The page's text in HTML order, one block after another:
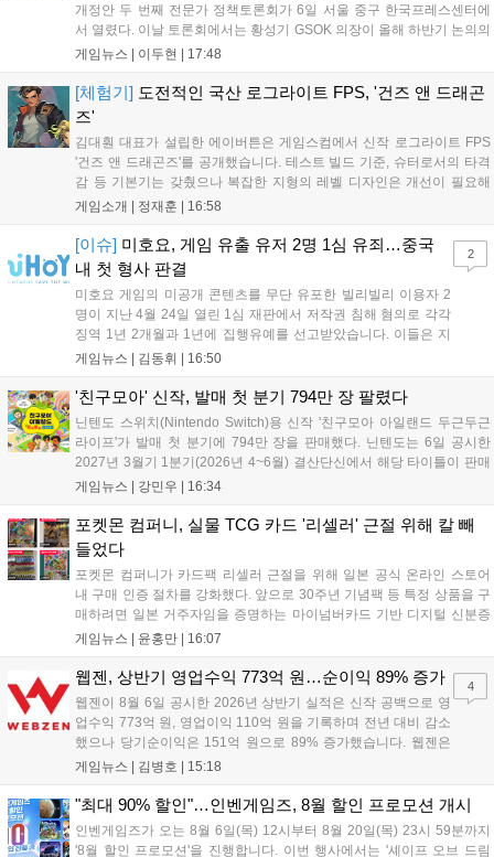
개정안 두 번째 전문가 정책토론회가 6일 서울 중구 한국프레스센터에
서 열렸다. 이날 토론회에서는 황성기 GSOK 의장이 올해 하반기 논의의
주요 쟁점과 성과를 짚은 데 이어, 박종현 한양대 법학전문대학원 교수
호사가 게임 등...
게임뉴스 | 이두현 | 17:48
[체험기] 도전적인 국산 로그라이트 FPS, '건즈 앤 드래곤
즈'
김대훤 대표가 설립한 에이버튼은 게임스컴에서 신작 로그라이트 FPS
'건즈 앤 드래곤즈'를 공개했습니다. 테스트 빌드 기준, 슈터로서의 타격
감 등 기본기는 갖췄으나 복잡한 지형의 레벨 디자인은 개선이 필요해
보입니다. 또한, 성장 트랙의 과도한 분절과 무기 다양성 부족 등 로그라
추가 등을 통해 게임성을 다듬어 경쟁력을 확보할 계획입니다....
게임소개 | 정재훈 | 16:58
[이슈] 미호요, 게임 유출 유저 2명 1심 유죄…중국
내 첫 형사 판결
미호요 게임의 미공개 콘텐츠를 무단 유포한 빌리빌리 이용자 2
명이 지난 4월 24일 열린 1심 재판에서 저작권 침해 혐의로 각각
징역 1년 2개월과 1년에 집행유예를 선고받았습니다. 이들은 지
난해 7월부터 원신 등 주요 게임의 영상을 유포해 60만 회 이상의
이후 중국 내 첫 형사사건임을 강조하며 향후 무단 유출에 강경
대응할 방침입니다....
게임뉴스 | 김동휘 | 16:50
2
'친구모아' 신작, 발매 첫 분기 794만 장 팔렸다
닌텐도 스위치(Nintendo Switch)용 신작 '친구모아 아일랜드 두근두근
라이프'가 발매 첫 분기에 794만 장을 판매했다. 닌텐도는 6일 공시한
2027년 3월기 1분기(2026년 4~6월) 결산단신에서 해당 타이틀이 판매
를 크게 늘렸다고 밝혔다. 4월 16일 발매된 이 작품은 약 2개월 반 만에
게임뉴스 | 강민우 | 16:34
포켓몬 컴퍼니, 실물 TCG 카드 '리셀러' 근절 위해 칼 빼
들었다
포켓몬 컴퍼니가 카드팩 리셀러 근절을 위해 일본 공식 온라인 스토어
내 구매 인증 절차를 강화했다. 앞으로 30주년 기념팩 등 특정 상품을 구
매하려면 일본 거주자임을 증명하는 마이넘버카드 기반 디지털 신분증
이 필수다. 해당 상품들은 온라인 추첨제로만 판매되며, 이번 조치는 과
러한 정책이 시장 물량 안정화에 어떤 영향을 미칠지 업계의 이목이 쏠
리고 있다....
게임뉴스 | 윤홍만 | 16:07
웹젠, 상반기 영업수익 773억 원…순이익 89% 증가
웹젠이 8월 6일 공시한 2026년 상반기 실적은 신작 공백으로 영
업수익 773억 원, 영업이익 110억 원을 기록하며 전년 대비 감소
했으나 당기순이익은 151억 원으로 89% 증가했습니다. 웹젠은
하반기부터 신작 공세를 예고하며 전략게임 '프로젝트 D1'의 정보
또한 '테르비스'는 일본 코미케에 출품하며 해외 시장 공략을 강화
합니다. 김태영 대표는 내년 신작 출시를 위해 하반기 적극적인
사업 일정을 추진하고 주주가치 제고에 힘쓰겠다고 밝혔습니
게임뉴스 | 김병호 | 15:18
4
"최대 90% 할인"…인벤게임즈, 8월 할인 프로모션 개시
인벤게임즈가 오는 8월 6일(목) 12시부터 8월 20일(목) 23시 59분까지
'8월 할인 프로모션'을 진행합니다. 이번 행사에서는 '셰이프 오브 드림